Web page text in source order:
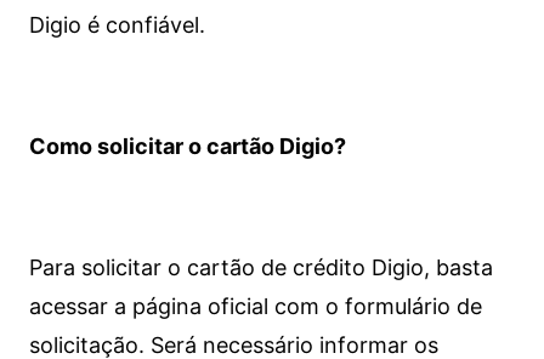
Digio é confiável.
Como solicitar o cartão Digio?
Para solicitar o cartão de crédito Digio, basta
acessar a página oficial com o formulário de
solicitação. Será necessário informar os